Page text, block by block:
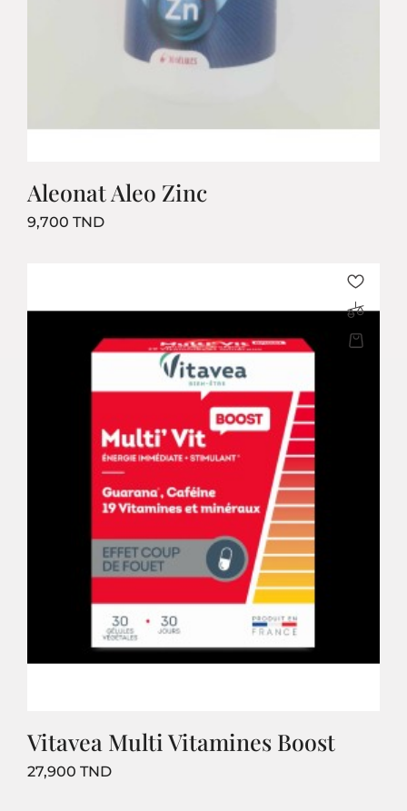
Aleonat Aleo Zinc
9,700 TNDPrix
Vitavea Multi Vitamines Boost
27,900 TNDPrix